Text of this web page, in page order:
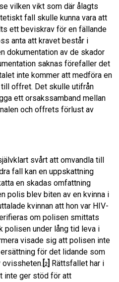
vilken vikt som där ålagts
fall skulle kunna vara att
ett beviskrav för en fällande
anta att kravet består i
dokumentation av de skador
saknas förefaller det
inte kommer att medföra en
offret. Det skulle utifrån
ett orsakssamband mellan
och offrets förlust av
svårt att omvandla till
fall kan en uppskattning
en skadas omfattning
polis blev biten av en kvinna i
kvinnan att hon var HIV-
om polisen smittats
polisen under lång tid leva i
visade sig att polisen inte
för det lidande som
[2] Rättsfallet har i
inte ger stöd för att